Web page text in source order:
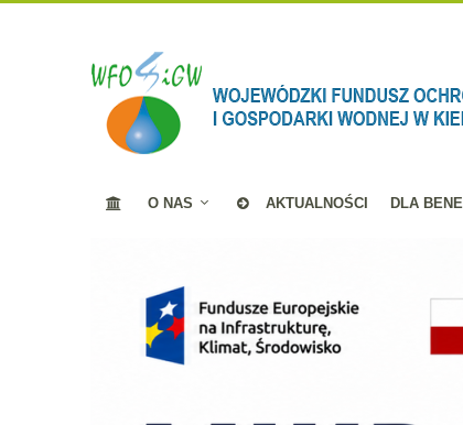
O NAS AKTUALNOŚCI DLA